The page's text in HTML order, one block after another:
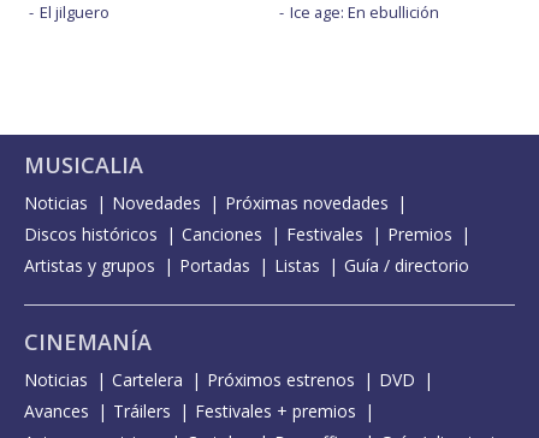
El jilguero
Ice age: En ebullición
MUSICALIA
Noticias Novedades
Próximas novedades
Discos históricos
Canciones Festivales
Premios
Artistas y grupos
Portadas Listas Guía / directorio
CINEMANÍA
Noticias Cartelera Próximos estrenos
DVD
Avances
Tráilers
Festivales + premios